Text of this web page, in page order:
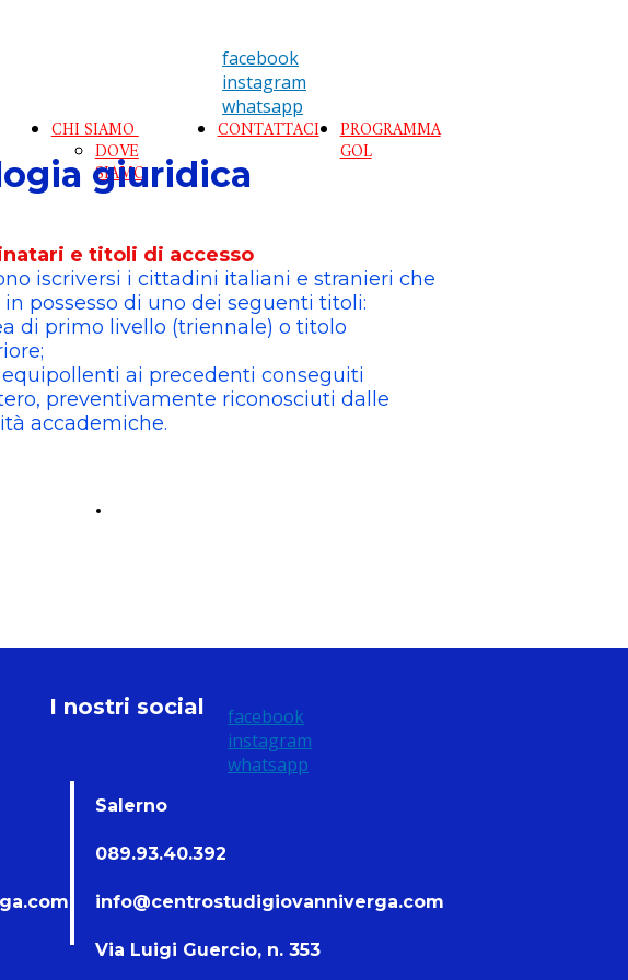
facebook
instagram
whatsapp
facebook
instagram
whatsapp
I nostri social
CHI SIAMO
DOVE
SIAMO
CONTATTACI PROGRAMMA
GOL
giuridica
Salerno
089.93.40.392
info@centrostudigiovanniverga.com
Via Luigi Guercio, n. 353
e titoli di accesso
iscriversi i cittadini italiani e stranieri che
in possesso di uno dei seguenti titoli:
di primo livello (triennale) o titolo
ai precedenti conseguiti
preventivamente riconosciuti dalle
accademiche.